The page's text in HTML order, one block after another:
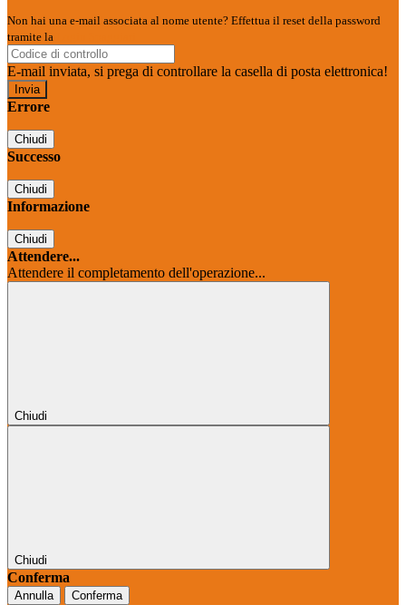
Non hai una e-mail associata al nome utente? Effettua il reset della password
tramite la
E-mail inviata, si prega di controllare la casella di posta elettronica!
Errore
Chiudi
Successo
Chiudi
Informazione
Chiudi
Attendere...
Attendere il completamento dell'operazione...
Chiudi
Chiudi
Conferma
Annulla Conferma